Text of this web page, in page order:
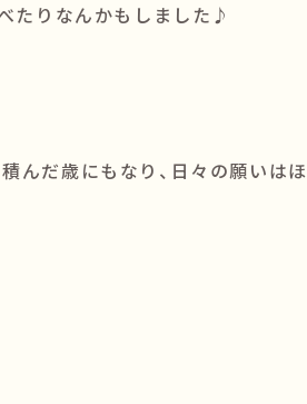
たりなんかもしました♪
んだ歳にもなり、日々の願いはほ